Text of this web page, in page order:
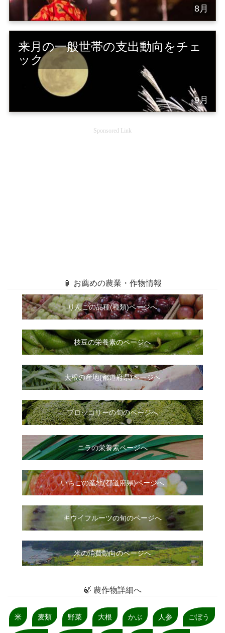
8月
来月の一般世帯の支出動向をチェ
ック
9月
Sponsored Link
🏮 お薦めの農業・作物情報
りんごの品種(種類)ページへ
枝豆の栄養素のページへ
大根の産地(都道府県)ページへ
ブロッコリーの旬のページへ
ニラの栄養素ページへ
いちごの産地(都道府県)ページへ
キウイフルーツの旬のページへ
米の消費動向のページへ
🍃 農作物詳細へ
米 麦類 野菜 大根 かぶ 人参 ごぼう